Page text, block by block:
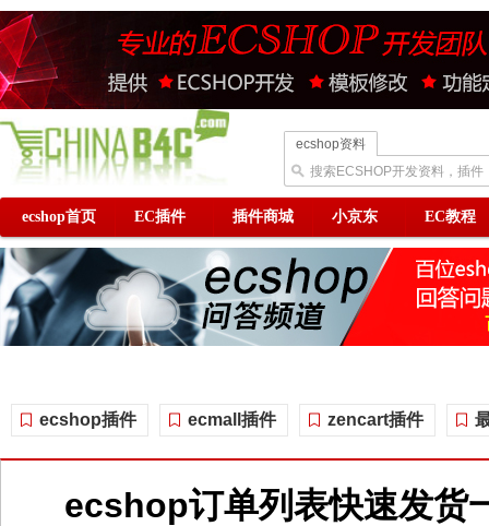
ecshop资料
搜索ECSHOP开发资料，插件
ecshop首页 EC插件 插件商城 小京东 EC教程
ecshop插件 ecmall插件 zencart插件
ecshop订单列表快速发货